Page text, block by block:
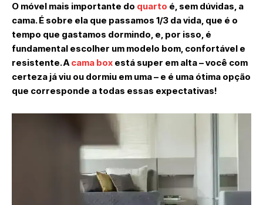
O móvel mais importante do quarto é, sem dúvidas, a
cama. É sobre ela que passamos 1/3 da vida, que é o
tempo que gastamos dormindo, e, por isso, é
fundamental escolher um modelo bom, confortável e
resistente. Acama box está super em alta – você com
certeza já viu ou dormiu em uma – e é uma ótima opção
que corresponde a todas essas expectativas!